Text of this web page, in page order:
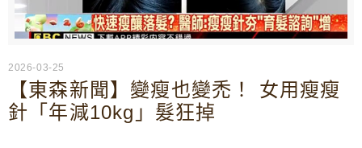
2026-03-25
【東森新聞】變瘦也變禿！ 女用瘦瘦
針「年減10kg」髮狂掉